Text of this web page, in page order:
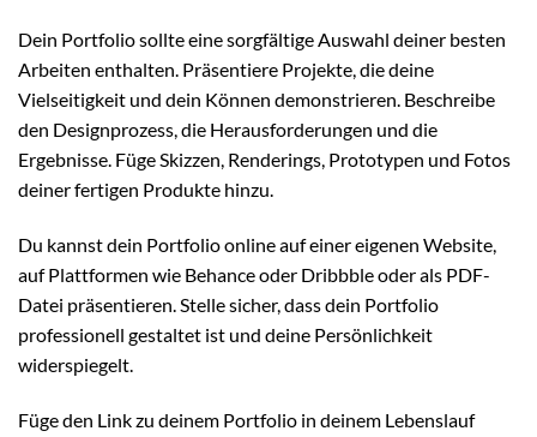
Dein Portfolio sollte eine sorgfältige Auswahl deiner besten
Arbeiten enthalten. Präsentiere Projekte, die deine
Vielseitigkeit und dein Können demonstrieren. Beschreibe
den Designprozess, die Herausforderungen und die
Ergebnisse. Füge Skizzen, Renderings, Prototypen und Fotos
deiner fertigen Produkte hinzu.
Du kannst dein Portfolio online auf einer eigenen Website,
auf Plattformen wie Behance oder Dribbble oder als PDF-
Datei präsentieren. Stelle sicher, dass dein Portfolio
professionell gestaltet ist und deine Persönlichkeit
widerspiegelt.
Füge den Link zu deinem Portfolio in deinem Lebenslauf